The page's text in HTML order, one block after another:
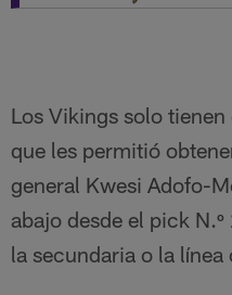
Los Vikings solo
que les permitió
general Kwesi Adofo-
abajo desde el pick
la secundaria o la línea